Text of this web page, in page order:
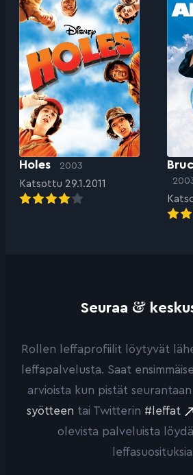
Holes 2003
Katsottu 29.1.2011
Seuraa &
Rollen leffaprofiilit löytyvät
leffapalvelusta. Saat
arvioista kun pistät seurantaan
syötteen tai Twitterin #leffat
olevista palveluista